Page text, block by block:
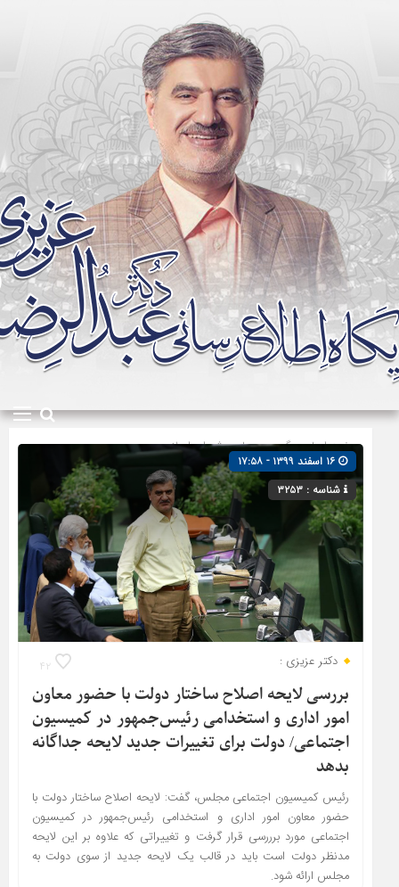
صفحه اصلی» گروه »مجلس شورای اسلامی
شناسه : ۳۲۵۳
۴۲ دکتر عزیزی :
بررسی لایحه اصلاح ساختار دولت با حضور معاون
امور اداری و استخدامی رئیس‌جمهور در کمیسیون
اجتماعی/ دولت برای تغییرات جدید لایحه جداگانه
بدهد
رئیس کمیسیون اجتماعی مجلس،‌ گفت: لایحه اصلاح ساختار دولت با
حضور معاون امور اداری و استخدامی رئیس‌جمهور در کمیسیون
اجتماعی مورد برررسی قرار گرفت و تغییراتی که علاوه بر این لایحه
مدنظر دولت است باید در قالب یک لایحه جدید از سوی دولت به
مجلس ارائه شود.